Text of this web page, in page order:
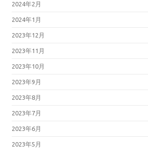
2024年2月
2024年1月
2023年12月
2023年11月
2023年10月
2023年9月
2023年8月
2023年7月
2023年6月
2023年5月